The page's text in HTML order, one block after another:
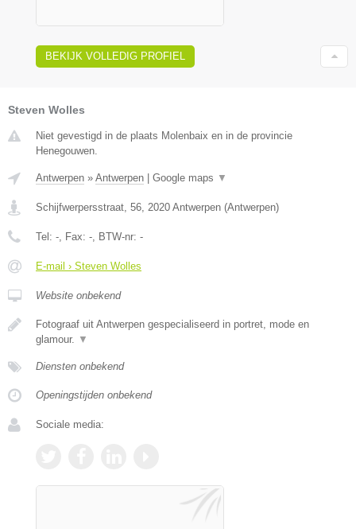
BEKIJK VOLLEDIG PROFIEL
Steven Wolles
Niet gevestigd in de plaats Molenbaix en in de provincie
Henegouwen.
Antwerpen » Antwerpen | Google maps ▼
Schijfwerpersstraat, 56 2020 Antwerpen (Antwerpen)
Tel: - , Fax: - , BTW-nr: -
E-mail › Steven Wolles
Website onbekend
Fotograaf uit Antwerpen gespecialiseerd in portret, mode en
glamour.
▼
Diensten onbekend
Openingstijden onbekend
Sociale media: